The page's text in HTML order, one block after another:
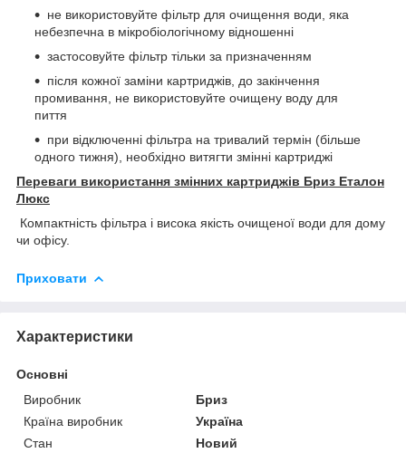
не використовуйте фільтр для очищення води, яка
небезпечна в мікробіологічному відношенні
застосовуйте фільтр тільки за призначенням
після кожної заміни картриджів, до закінчення
промивання, не використовуйте очищену воду для
пиття
при відключенні фільтра на тривалий термін (більше
одного тижня), необхідно витягти змінні картриджі
Переваги використання змінних картриджів Бриз Еталон
Люкс
Компактність фільтра і висока якість очищеної води для дому
чи офісу.
Приховати
Характеристики
Основні
Виробник
Бриз
Країна виробник
Україна
Стан
Новий